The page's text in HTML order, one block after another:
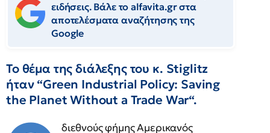
ειδήσεις. Βάλε το alfavita.gr στα
αποτελέσματα αναζήτησης της
Google
Το θέμα της διάλεξης του κ. Stiglitz
ήταν “Green Industrial Policy: Saving
the Planet Without a Trade War“.
διεθνούς φήμης Αμερικανός